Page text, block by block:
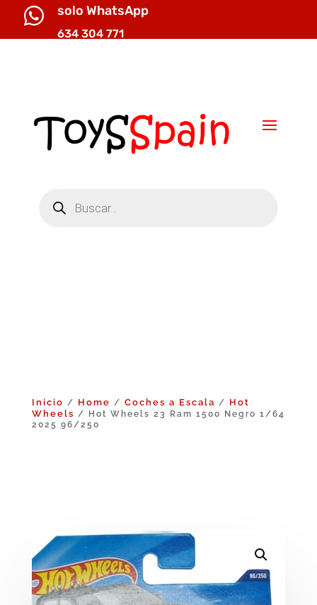
 solo WhatsApp
634 304 771
productos
Inicio / Home / Coches a Escala / Hot
Wheels / Hot Wheels 23 Ram 1500 Negro 1/64
2025 96/250